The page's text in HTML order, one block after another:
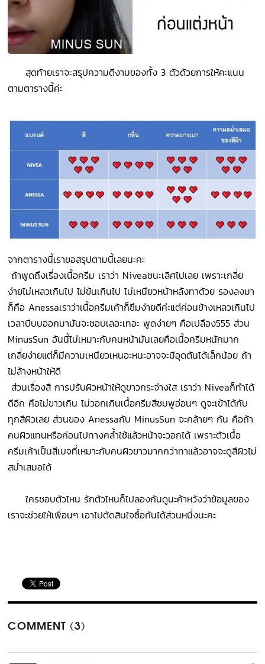
สุดท้ายเราจะสรุปความดีงามของทั้ง 3 ตัวด้วยการให้คะแนน
ตามตารางนี้ค่ะ
จากตารางนี้เราขอสรุปตามนี้เลยนะคะ
ถ้าพูดถึงเรื่องเนื้อครีม เราว่า Niveaชนะเลิศไปเลย เพราะเกลี่ย
ง่ายไม่เหลวเกินไป ไม่ข้นเกินไป ไม่เหนียวหน้าหลังทาด้วย รองลงมา
ก็คือ Anessaเราว่าเนื้อครีมเค้าก็ซึมง่ายดีค่ะแต่ค่อนข้างเหลวเกินไป
เวลาบีบบออกมามันจะชอบเลอะเทอะ พูดง่ายๆ คือเปลือง555 ส่วน
MinusSun อันนี้ไม่เหมาะกับคนหน้ามันเลยคือเนื้อครีมหนักมาก
เกลี่ยง่ายแต่ก็มีความเหนียวเหนอะหนะอาจจะมีอุดตันได้เล็กน้อย ถ้า
ไม่ล้างหน้าให้ดี
ส่วนเรื่องสี การปรับผิวหน้าให้ดูขาวกระจ่างใส เราว่า Niveaก็ทำได้
ดีอีก คือไม่ขาวเกิน ไม่วอกเกินเนื้อครีมสีชมพูอ่อนๆ ดูจะเข้าได้กับ
ทุกสีผิวเลย ส่วนของ Anessaกับ MinusSun จะคล้ายๆ กัน คือถ้า
คนผิวแทนหรือค่อนไปทางคล้ำใช้แล้วหน้าจะวอกได้ เพราะตัวเนื้อ
ครีมเค้าเป็นสีเบจที่เหมาะกับคนผิวขาวมากกว่าทาแล้วอาจจะดูสีผิวไม่
สม่ำเสมอได้
ใครชอบตัวไหน รักตัวไหนก็ไปลองกันดูนะค้าหวังว่าข้อมูลของ
เราจะช่วยให้เพื่อนๆ เอาไปตัดสินใจซื้อกันได้ส่วนหนึ่งนะคะ
COMMENT (3)